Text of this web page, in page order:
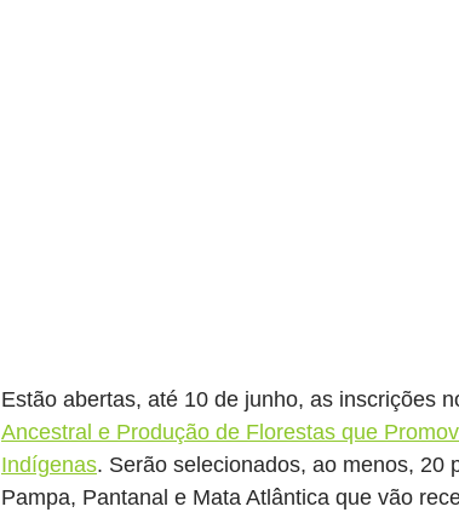
Estão abertas, até 10 de junho, as inscrições
Ancestral e Produção de Florestas que
Indígenas. Serão selecionados, ao menos, 20
Pampa, Pantanal e Mata Atlântica que vão